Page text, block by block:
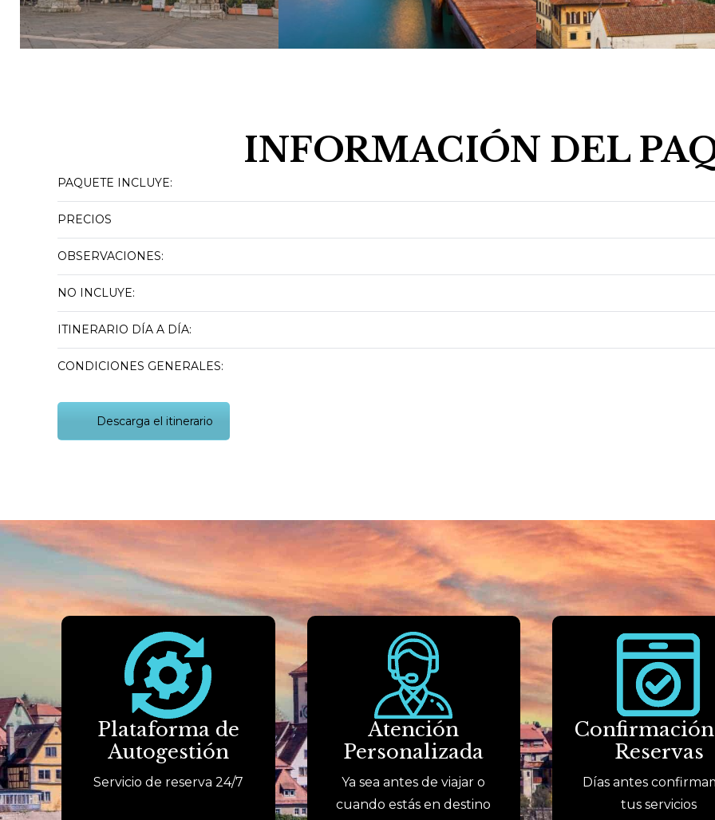
INFORMACIÓN DEL
PAQUETE INCLUYE:
PRECIOS
OBSERVACIONES:
NO INCLUYE:
ITINERARIO DÍA A DÍA:
CONDICIONES GENERALES:
Descarga el itinerario
Plataforma de
Autogestión
Servicio de reserva 24/7
Atención
Personalizada
Ya sea antes de viajar o
cuando estás en destino
Reservas
Días antes
tus servicios